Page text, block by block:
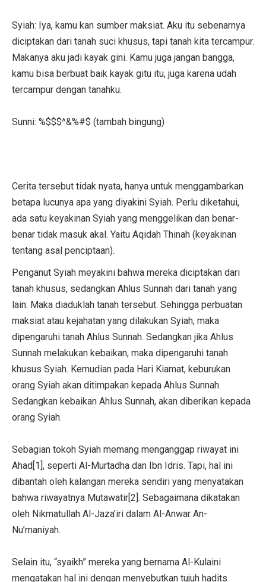
Syiah: Iya, kamu kan sumber maksiat. Aku itu sebenarnya
diciptakan dari tanah suci khusus, tapi tanah kita tercampur.
Makanya aku jadi kayak gini. Kamu juga jangan bangga,
kamu bisa berbuat baik kayak gitu itu, juga karena udah
tercampur dengan tanahku.
Sunni: %$$$^&%#$ (tambah bingung)
Cerita tersebut tidak nyata, hanya untuk menggambarkan
betapa lucunya apa yang diyakini Syiah. Perlu diketahui,
ada satu keyakinan Syiah yang menggelikan dan benar-
benar tidak masuk akal. Yaitu Aqidah Thinah (keyakinan
tentang asal penciptaan).
Penganut Syiah meyakini bahwa mereka diciptakan dari
tanah khusus, sedangkan Ahlus Sunnah dari tanah yang
lain. Maka diaduklah tanah tersebut. Sehingga perbuatan
maksiat atau kejahatan yang dilakukan Syiah, maka
dipengaruhi tanah Ahlus Sunnah. Sedangkan jika Ahlus
Sunnah melakukan kebaikan, maka dipengaruhi tanah
khusus Syiah. Kemudian pada Hari Kiamat, keburukan
orang Syiah akan ditimpakan kepada Ahlus Sunnah.
Sedangkan kebaikan Ahlus Sunnah, akan diberikan kepada
orang Syiah.
Sebagian tokoh Syiah memang menganggap riwayat ini
Ahad[1], seperti Al-Murtadha dan Ibn Idris. Tapi, hal ini
dibantah oleh kalangan mereka sendiri yang menyatakan
bahwa riwayatnya Mutawatir[2]. Sebagaimana dikatakan
oleh Nikmatullah Al-Jaza’iri dalam Al-Anwar An-
Nu’maniyah.
Selain itu, “syaikh” mereka yang bernama Al-Kulaini
mengatakan hal ini dengan menyebutkan tujuh hadits